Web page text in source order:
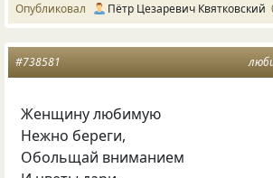
Опубликовал Пётр Цезаревич Квятковский
#738581
Женщину любимую
Нежно береги,
Обольщай вниманием